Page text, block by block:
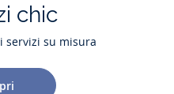
chic
servizi su misura